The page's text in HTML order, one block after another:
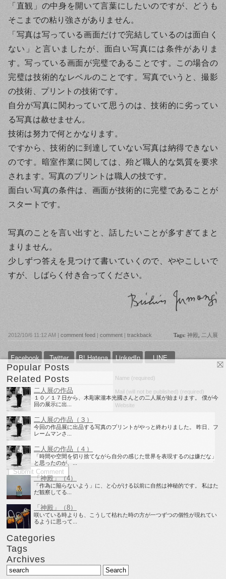
「直観」の中身を開いて言葉にしたいのですが、どうも
そこまでの粘り強さがありません。
「写真は写っている画面だけで完結しているのは面白く
ない」と言いましたが、面白い写真には条件がありま
す。写っている画面が完璧であることです。この場合の
完璧は技術的なレベルのことです。写真でいうと、撮影
の技術、プリントの技術です。
自分が写真に関わっていて思うのは、技術的に劣ってい
る写真は赦せません。
技術は努力で何とかなります。
ですから、技術的に到達していない写真は納得できない
のです。暗室作業に関しては、殆ど職人的な気質を要求
されます。写真のプリントは職人の技です。
面白い写真の条件は、画面が技術的に完璧であることが
スタートです。
写真のことを言い出すと、話したいことが多すぎてまと
まりません。
少しずつ答えを見つけて書いていくので、ややこしいで
すが、しばらく付き合ってください。
Tags: 神殿 二人展
2012/10/6 11:12 AM | comment feed | comment | trackback
Facebook Twitter B! Hatena LinkedIn LINE
Name (required)
Mail (will not be published) (required)
Website
Popular Posts
Related Posts
二人展の作品
１０／１７日から、木彫家瀧本光國さんとの二人展が始まります。 僕が今
回の展示に出...
二人展の作品（３）
今回の作品展に出品する写真のプリントがやっと終わりました。 昨日、フ
レームマンさ...
二人展の作品（４）
「時間や空間を切り捨てながら自分の感じた世界を表現するのは嫌だな」
と思ったのが、...
「神殿」（4）
「作為に陥らないよう」に、と心がける以前に自然は神秘的です。 私はた
だ観察してる...
「神殿」（8）
咲いている時よりも、こうして枯れた時の方が一つずつの個性が現れてい
るように思って...
Categories
Tags
Archives